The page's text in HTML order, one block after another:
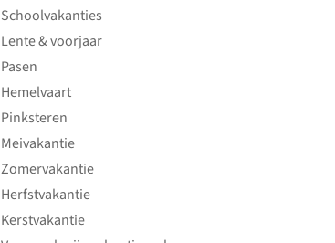
Schoolvakanties
Lente & voorjaar
Pasen
Hemelvaart
Pinksteren
Meivakantie
Zomervakantie
Herfstvakantie
Kerstvakantie